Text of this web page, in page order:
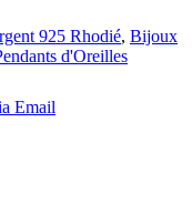
925 Rhodié, Bijoux
d'Oreilles
Email